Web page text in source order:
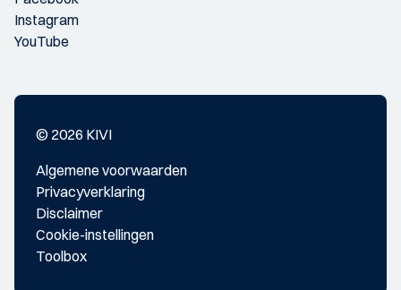
Instagram
YouTube
© 2026 KIVI
Algemene voorwaarden
Privacyverklaring
Disclaimer
Cookie-instellingen
Toolbox